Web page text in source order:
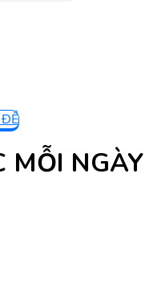
MỖI NGÀY